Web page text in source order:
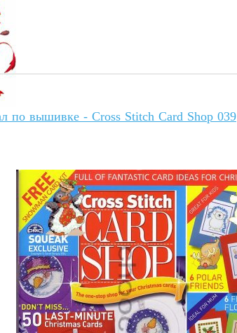
по вышивке - Cross Stitch Card Shop 039